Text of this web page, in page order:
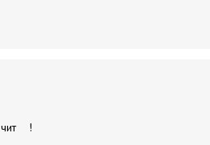
чит !